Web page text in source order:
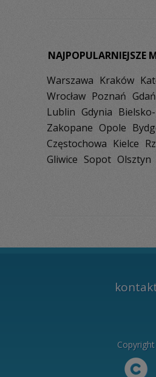
NAJPOPULARNIEJSZE
Warszawa Kraków
Wrocław Poznań
Lublin Gdynia Bielsko-
Zakopane Opole
Częstochowa Kielce
Gliwice Sopot Olsztyn
Copyright